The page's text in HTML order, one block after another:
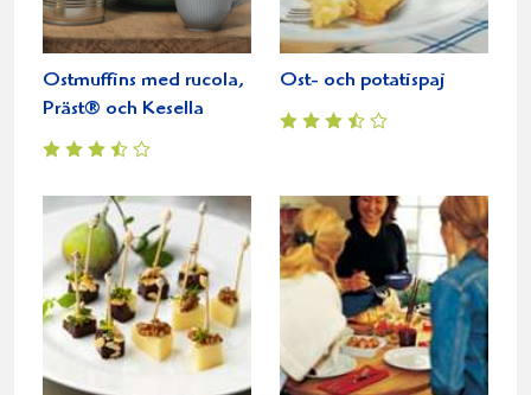
Ostmuffins med rucola,
Präst® och Kesella
Ost- och potatispaj